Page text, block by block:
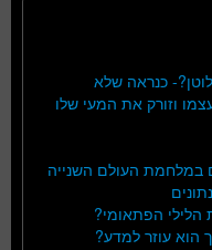
כנראה שלא
וזורק את המעי שלו
במלחמת העולם השנייה
הפתאומי?
הוא עוזר למדע?